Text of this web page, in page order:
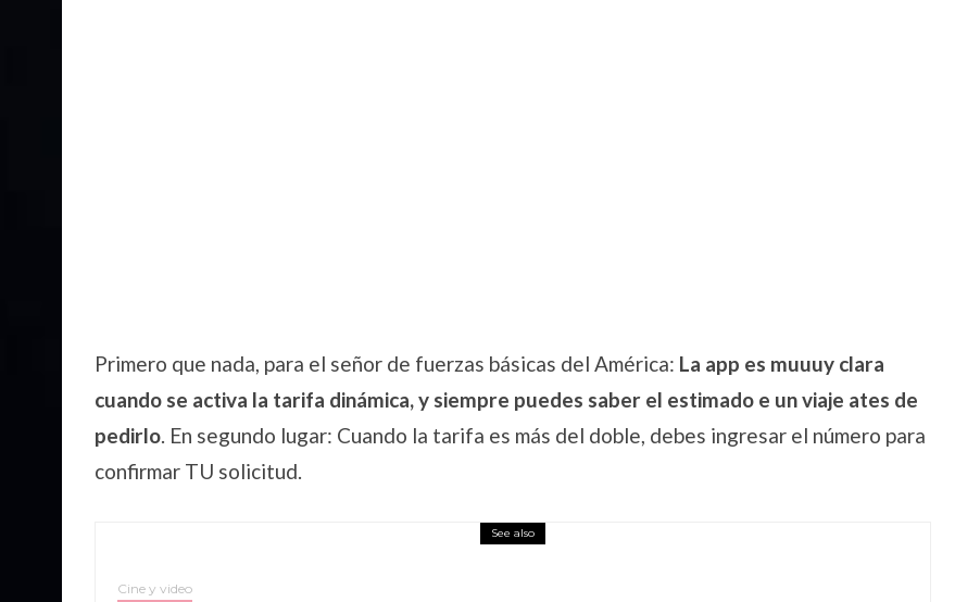
Primero que nada, para el señor de fuerzas básicas del América: La app es muuuy clara
cuando se activa la tarifa dinámica, y siempre puedes saber el estimado e un viaje ates de
pedirlo. En segundo lugar: Cuando la tarifa es más del doble, debes ingresar el número para
confirmar TU solicitud.
See also
Cine y video